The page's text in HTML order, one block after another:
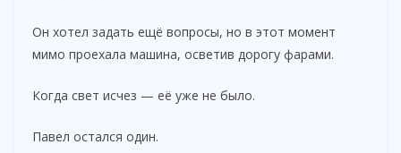
Он хотел задать ещё вопросы, но в этот момент
мимо проехала машина, осветив дорогу фарами.
Когда свет исчез — её уже не было.
Павел остался один.